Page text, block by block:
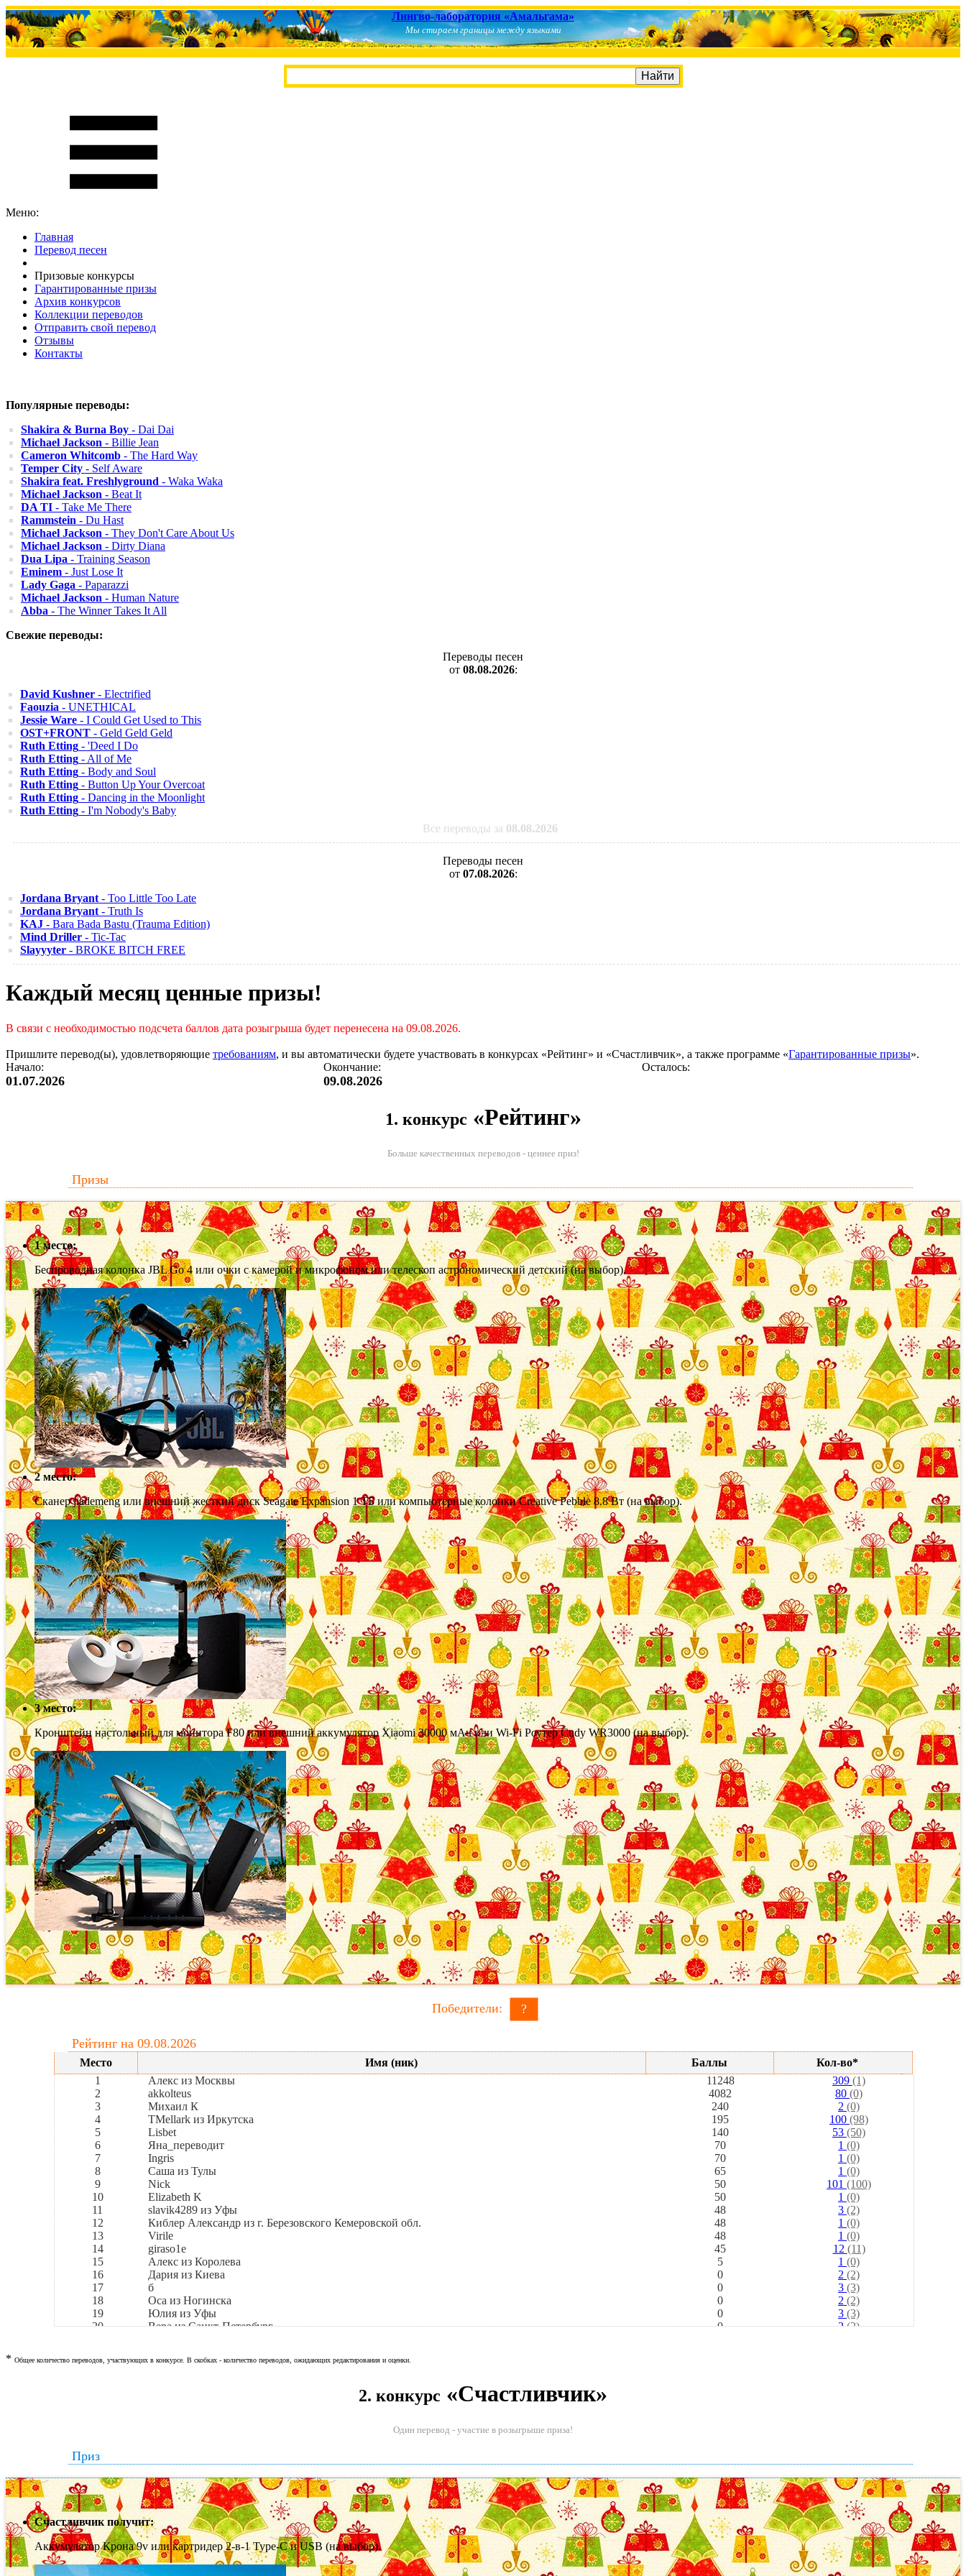
Лингво-лаборатория «Амальгама»
Мы стираем границы между языками
Меню:
Главная
Перевод песен
Призовые конкурсы
Гарантированные призы
Архив конкурсов
Коллекции переводов
Отправить свой перевод
Отзывы
Контакты
Популярные переводы:
Shakira & Burna Boy - Dai Dai
Michael Jackson - Billie Jean
Cameron Whitcomb - The Hard Way
Temper City - Self Aware
Shakira feat. Freshlyground - Waka Waka
Michael Jackson - Beat It
DA TI - Take Me There
Rammstein - Du Hast
Michael Jackson - They Don't Care About Us
Michael Jackson - Dirty Diana
Dua Lipa - Training Season
Eminem - Just Lose It
Lady Gaga - Paparazzi
Michael Jackson - Human Nature
Abba - The Winner Takes It All
Свежие переводы:
Переводы песен
от 08.08.2026:
David Kushner - Electrified
Faouzia - UNETHICAL
Jessie Ware - I Could Get Used to This
OST+FRONT - Geld Geld Geld
Ruth Etting - 'Deed I Do
Ruth Etting - All of Me
Ruth Etting - Body and Soul
Ruth Etting - Button Up Your Overcoat
Ruth Etting - Dancing in the Moonlight
Ruth Etting - I'm Nobody's Baby
Все переводы за 08.08.2026
Переводы песен
от 07.08.2026:
Jordana Bryant - Too Little Too Late
Jordana Bryant - Truth Is
KAJ - Bara Bada Bastu (Trauma Edition)
Mind Driller - Tic-Tac
Slayyyter - BROKE BITCH FREE
Каждый месяц ценные призы!
В связи с необходимостью подсчета баллов дата розыгрыша будет перенесена на 09.08.2026.
Пришлите перевод(ы), удовлетворяющие требованиям, и вы автоматически будете участвовать в конкурсах «Рейтинг» и «Счастливчик», а также программе «Гарантированные призы».
Начало:
Окончание: Осталось:
01.07.2026 09.08.2026
1. конкурс «Рейтинг»
Больше качественных переводов - ценнее приз!
Призы
1 место:
Беспроводная колонка JBL Go 4 или очки с камерой и микрофоном или телескоп астрономический детский (на выбор).
2 место:
Сканер jiademeng или внешний жесткий диск Seagate Expansion 1 ТБ или компьютерные колонки Creative Pebble 8.8 Вт (на выбор).
3 место:
Кронштейн настольный для монитора F80 или внешний аккумулятор Xiaomi 30000 мАч или Wi-Fi Роутер Cudy WR3000 (на выбор).
Победители: ?
Рейтинг на 09.08.2026
Место Имя (ник) Баллы
Кол-во*
1
Алекс из Москвы 11248 309 (1)
2
akkolteus 4082 80 (0)
3
Михаил К 240 2 (0)
4
TMellark из Иркутска 195 100 (98)
5
Lisbet 140 53 (50)
6
Яна_переводит 70 1 (0)
7
Ingris 70 1 (0)
8
Саша из Тулы 65 1 (0)
9
Nick 50 101 (100)
10
Elizabeth K 50 1 (0)
11
slavik4289 из Уфы 48 3 (2)
12
Киблер Александр из г. Березовского Кемеровской обл. 48 1 (0)
13
Virile 48 1 (0)
14
giraso1e 45 12 (11)
15
Алекс из Королева 5 1 (0)
16
Дария из Киева 0 2 (2)
17
б 0 3 (3)
18
Оса из Ногинска 0 2 (2)
19
Юлия из Уфы 0 3 (3)
20
Вера из Санкт-Петербург 0 2(2)
23
Doctor из Киев
30
31
Артем из Екатеринбурга 0 6(6)
32
Александра из Лесного 0 2(2)
33
Анна из Ставрополя 0 2(2)
34
HlebBY из Борисова 0 2(2)
35
MrWonderland из Кургана 0 2 (2)
Брюс из Минска 0 2
(2)
37
Владислав из Нижнего Новгорода 0 3 (3)
38
Sumsinsky из Сюмсей 0 2 (2)
NowhereMan из NowhereLand 0 2 (2)
* Общее количество переводов, участвующих в конкурсе. В скобках - количество переводов, ожидающих редактирования и оценки.
2. конкурс «Счастливчик»
Один перевод - участие в розыгрыше приза!
Приз
Счастливчик получит:
Аккумулятор Крона 9v или картридер 2-в-1 Type-C и USB (на выбор).